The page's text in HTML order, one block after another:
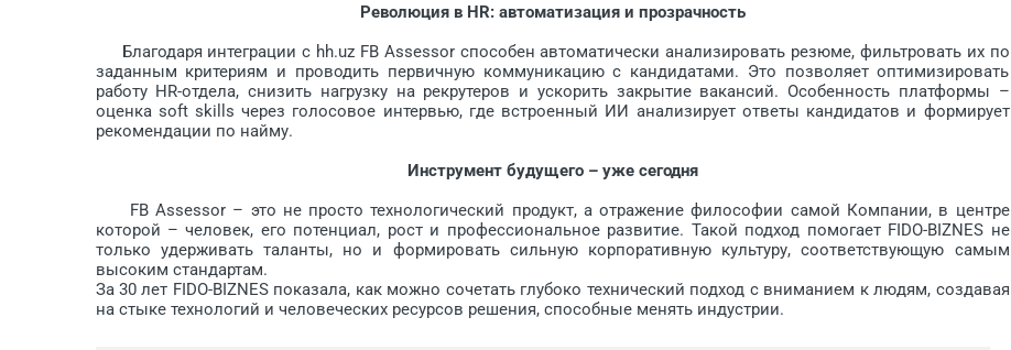
Революция в HR: автоматизация и прозрачность
Благодаря интеграции с hh.uz FB Assessor способен автоматически анализировать резюме, фильтровать их по
заданным критериям и проводить первичную коммуникацию с кандидатами. Это позволяет оптимизировать
работу HR-отдела, снизить нагрузку на рекрутеров и ускорить закрытие вакансий. Особенность платформы –
оценка soft skills через голосовое интервью, где встроенный ИИ анализирует ответы кандидатов и формирует
рекомендации по найму.
Инструмент будущего – уже сегодня
FB Assessor – это не просто технологический продукт, а отражение философии самой Компании, в центре
которой – человек, его потенциал, рост и профессиональное развитие. Такой подход помогает FIDO-BIZNES не
только удерживать таланты, но и формировать сильную корпоративную культуру, соответствующую самым
высоким стандартам.
За 30 лет FIDO-BIZNES показала, как можно сочетать глубоко технический подход с вниманием к людям, создавая
на стыке технологий и человеческих ресурсов решения, способные менять индустрии.